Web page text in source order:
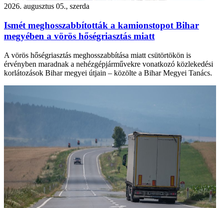
2026. augusztus 05., szerda
Ismét meghosszabbították a kamionstopot Bihar
megyében a vörös hőségriasztás miatt
A vörös hőségriasztás meghosszabbítása miatt csütörtökön is
érvényben maradnak a nehézgépjárművekre vonatkozó közlekedési
korlátozások Bihar megyei útjain – közölte a Bihar Megyei Tanács.